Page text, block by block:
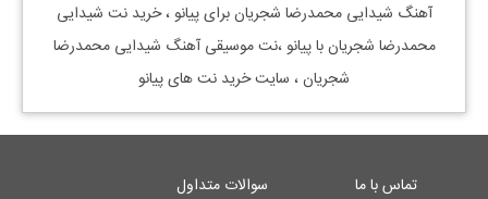
آهنگ شیدایی محمدرضا شجریانبرای پیانو ، خرید نت شیدایی
محمدرضا شجریانبا پیانو ،نت موسیقی آهنگ شیدایی محمدرضا
شجریان، سایت خرید نت های پیانو
تماس با ما
سوالات متداول